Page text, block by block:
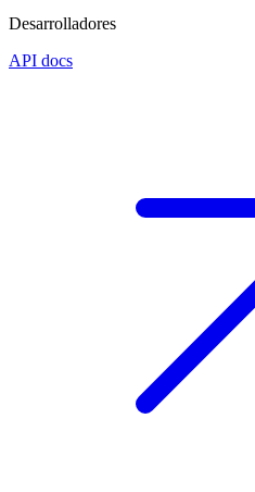
Desarrolladores
API docs